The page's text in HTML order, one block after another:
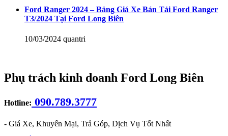
Ford Ranger 2024 – Bảng Giá Xe Bán Tải Ford Ranger
T3/2024 Tại Ford Long Biên
10/03/2024 quantri
Phụ trách kinh doanh Ford Long Biên
Hotline: 090.789.3777
- Giá Xe, Khuyến Mại, Trả Góp, Dịch Vụ Tốt Nhất